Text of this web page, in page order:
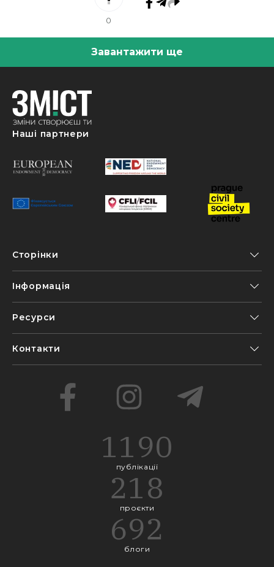
0
Завантажити ще
Наші партнери
Сторінки
Інформація
Ресурси
Контакти
1190
публікації
218
проєкти
692
блоги